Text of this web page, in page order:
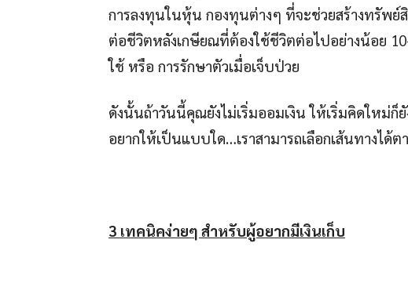
การลงทุนในหุ้น กองทุนต่างๆ ที่จะช่วยสร้างทรัพย์
ต่อชีวิตหลังเกษียณที่ต้องใช้ชีวิตต่อไปอย่างน้อย
ใช้ หรือ การรักษาตัวเมื่อเจ็บป่วย
ดังนั้นถ้าวันนี้คุณยังไม่เริ่มออมเงิน ให้เริ่มคิดใหม่ก็
อยากให้เป็นแบบใด…เราสามารถเลือกเส้นทางได้ต
3 เทคนิคง่ายๆ สำหรับผู้อยากมีเงินเก็บ